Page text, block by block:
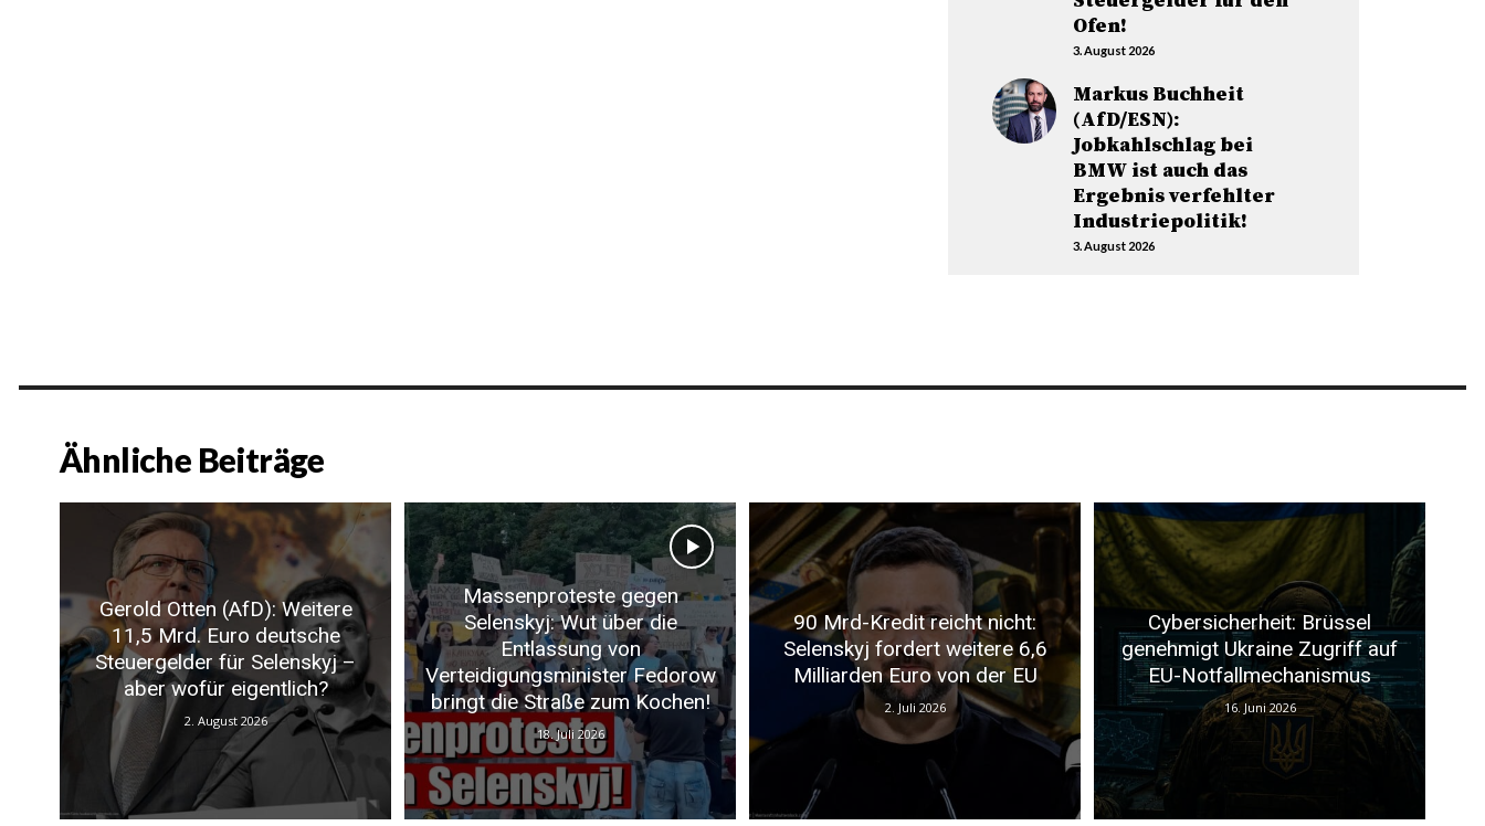
Ofen!
3. August 2026
Markus Buchheit
(AfD/ESN):
Jobkahlschlag bei
BMW ist auch das
Ergebnis verfehlter
Industriepolitik!
3. August 2026
Ähnliche Beiträge
Gerold Otten (AfD): Weitere
11,5 Mrd. Euro deutsche
Steuergelder für Selenskyj –
aber wofür eigentlich?
2. August 2026
Massenproteste gegen
Selenskyj: Wut über die
Entlassung von
Verteidigungsminister Fedorow
bringt die Straße zum Kochen!
18. Juli 2026
90 Mrd-Kredit reicht nicht:
Selenskyj fordert weitere 6,6
Milliarden Euro von der EU
2. Juli 2026
Cybersicherheit: Brüssel
genehmigt Ukraine Zugriff auf
EU-Notfallmechanismus
16. Juni 2026